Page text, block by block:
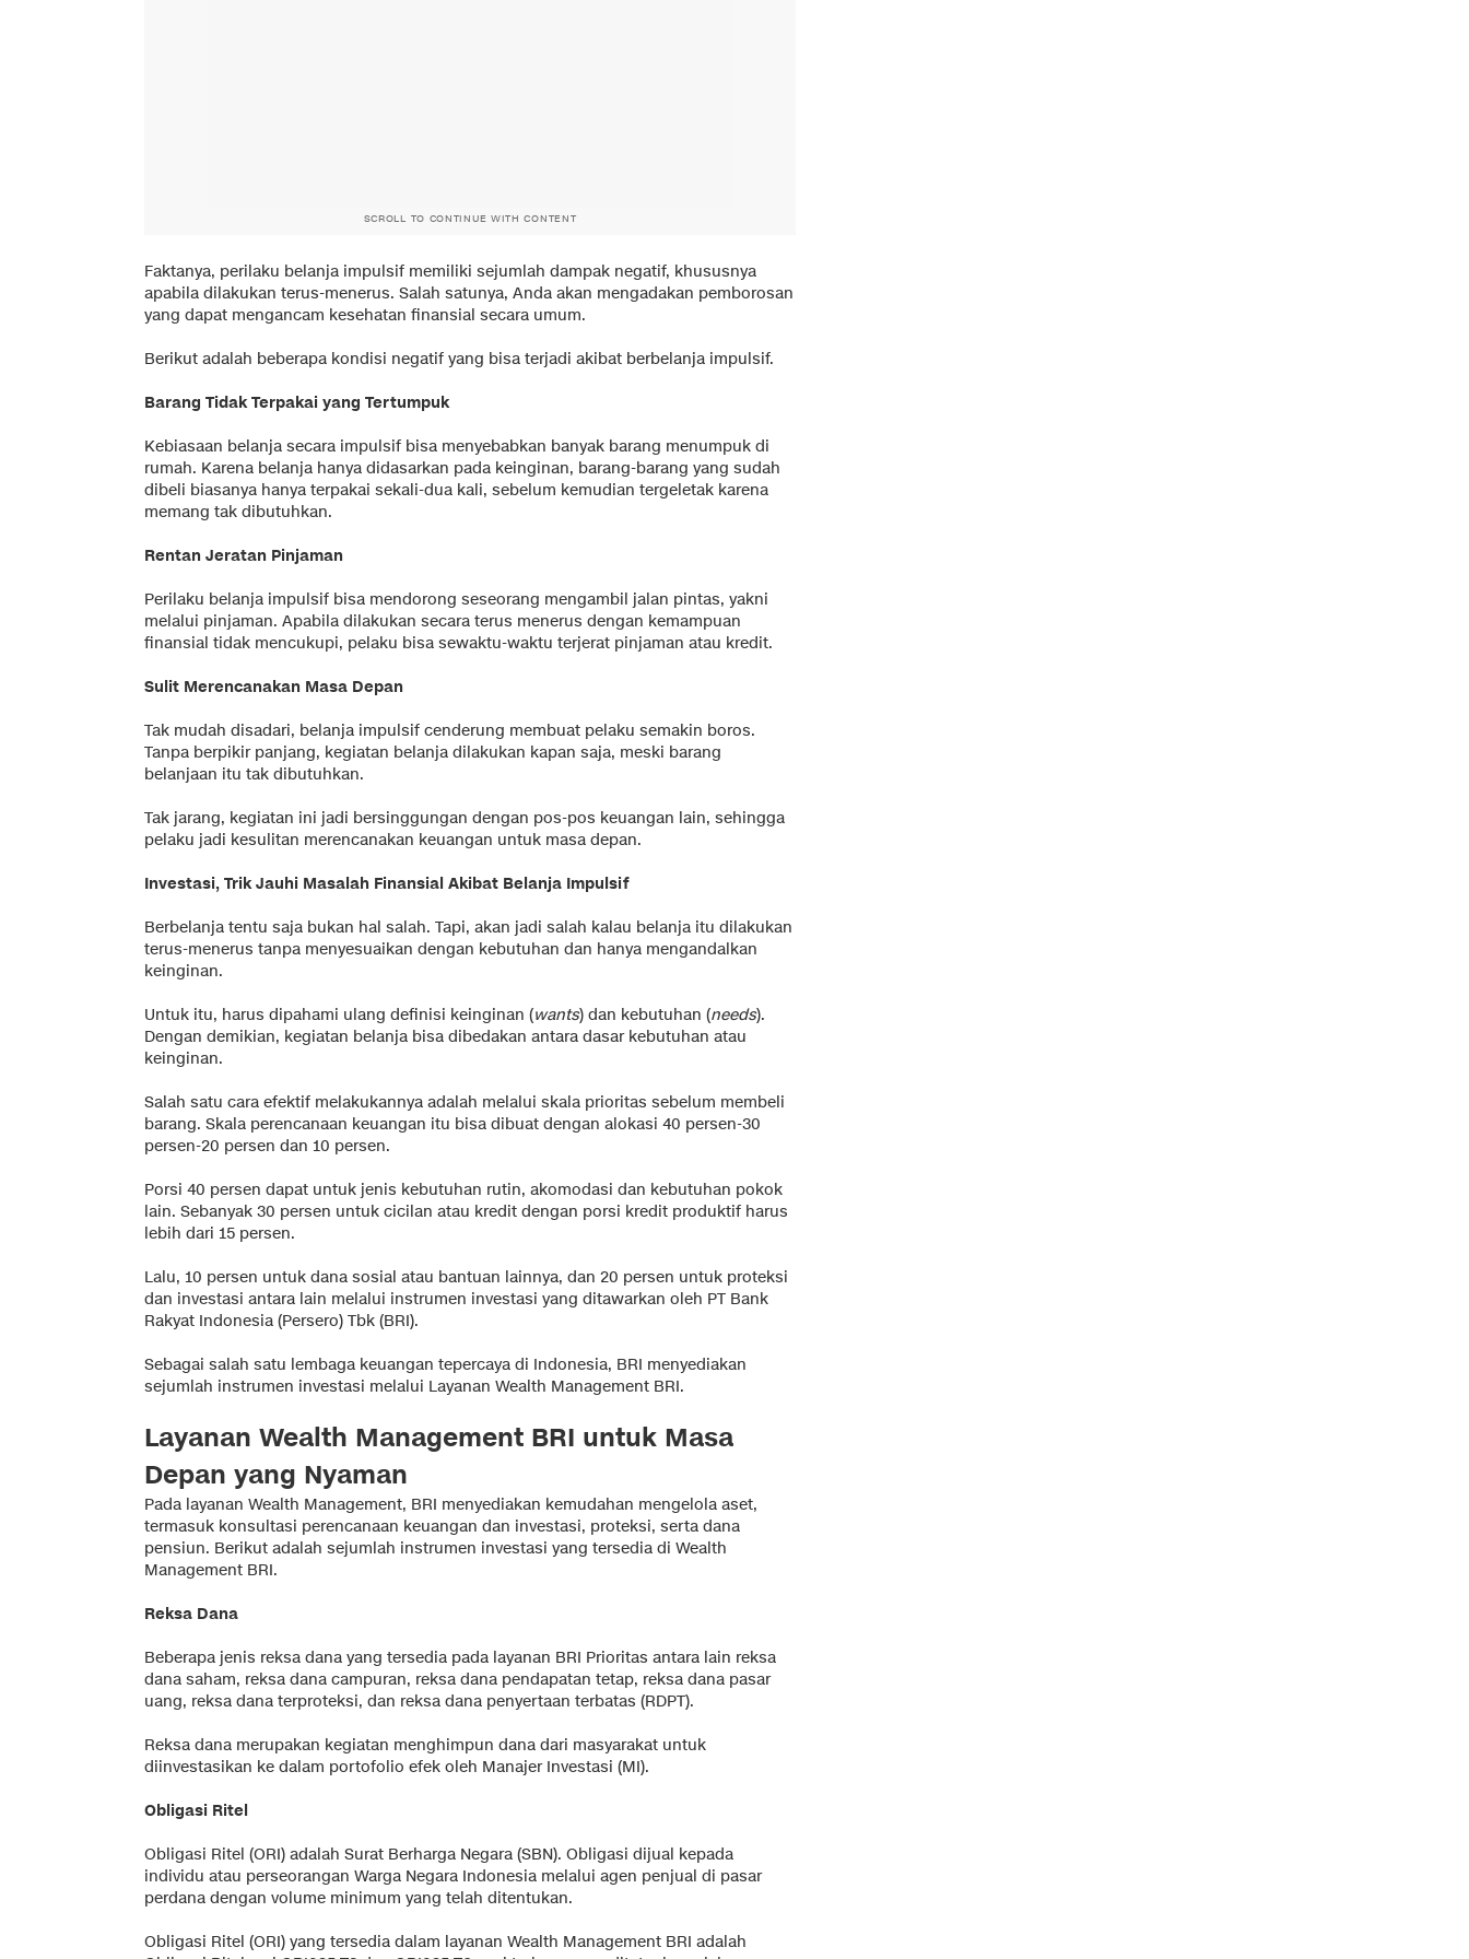
SCROLL TO CONTINUE WITH CONTENT
Faktanya, perilaku belanja impulsif memiliki sejumlah dampak negatif, khususnya
apabila dilakukan terus-menerus. Salah satunya, Anda akan mengadakan pemborosan
yang dapat mengancam kesehatan finansial secara umum.
Berikut adalah beberapa kondisi negatif yang bisa terjadi akibat berbelanja impulsif.
Barang Tidak Terpakai yang Tertumpuk
Kebiasaan belanja secara impulsif bisa menyebabkan banyak barang menumpuk di
rumah. Karena belanja hanya didasarkan pada keinginan, barang-barang yang sudah
dibeli biasanya hanya terpakai sekali-dua kali, sebelum kemudian tergeletak karena
memang tak dibutuhkan.
Rentan Jeratan Pinjaman
Perilaku belanja impulsif bisa mendorong seseorang mengambil jalan pintas, yakni
melalui pinjaman. Apabila dilakukan secara terus menerus dengan kemampuan
finansial tidak mencukupi, pelaku bisa sewaktu-waktu terjerat pinjaman atau kredit.
Sulit Merencanakan Masa Depan
Tak mudah disadari, belanja impulsif cenderung membuat pelaku semakin boros.
Tanpa berpikir panjang, kegiatan belanja dilakukan kapan saja, meski barang
belanjaan itu tak dibutuhkan.
Tak jarang, kegiatan ini jadi bersinggungan dengan pos-pos keuangan lain, sehingga
pelaku jadi kesulitan merencanakan keuangan untuk masa depan.
Investasi, Trik Jauhi Masalah Finansial Akibat Belanja Impulsif
Berbelanja tentu saja bukan hal salah. Tapi, akan jadi salah kalau belanja itu dilakukan
terus-menerus tanpa menyesuaikan dengan kebutuhan dan hanya mengandalkan
keinginan.
Untuk itu, harus dipahami ulang definisi keinginan (wants) dan kebutuhan (needs).
Dengan demikian, kegiatan belanja bisa dibedakan antara dasar kebutuhan atau
keinginan.
Salah satu cara efektif melakukannya adalah melalui skala prioritas sebelum membeli
barang. Skala perencanaan keuangan itu bisa dibuat dengan alokasi 40 persen-30
persen-20 persen dan 10 persen.
Porsi 40 persen dapat untuk jenis kebutuhan rutin, akomodasi dan kebutuhan pokok
lain. Sebanyak 30 persen untuk cicilan atau kredit dengan porsi kredit produktif harus
lebih dari 15 persen.
Lalu, 10 persen untuk dana sosial atau bantuan lainnya, dan 20 persen untuk proteksi
dan investasi antara lain melalui instrumen investasi yang ditawarkan oleh PT Bank
Rakyat Indonesia (Persero) Tbk (BRI).
Sebagai salah satu lembaga keuangan tepercaya di Indonesia, BRI menyediakan
sejumlah instrumen investasi melalui Layanan Wealth Management BRI.
Layanan Wealth Management BRI untuk Masa
Depan yang Nyaman
Pada layanan Wealth Management, BRI menyediakan kemudahan mengelola aset,
termasuk konsultasi perencanaan keuangan dan investasi, proteksi, serta dana
pensiun. Berikut adalah sejumlah instrumen investasi yang tersedia di Wealth
Management BRI.
Reksa Dana
Beberapa jenis reksa dana yang tersedia pada layanan BRI Prioritas antara lain reksa
dana saham, reksa dana campuran, reksa dana pendapatan tetap, reksa dana pasar
uang, reksa dana terproteksi, dan reksa dana penyertaan terbatas (RDPT).
Reksa dana merupakan kegiatan menghimpun dana dari masyarakat untuk
diinvestasikan ke dalam portofolio efek oleh Manajer Investasi (MI).
Obligasi Ritel
Obligasi Ritel (ORI) adalah Surat Berharga Negara (SBN). Obligasi dijual kepada
individu atau perseorangan Warga Negara Indonesia melalui agen penjual di pasar
perdana dengan volume minimum yang telah ditentukan.
Obligasi Ritel (ORI) yang tersedia dalam layanan Wealth Management BRI adalah